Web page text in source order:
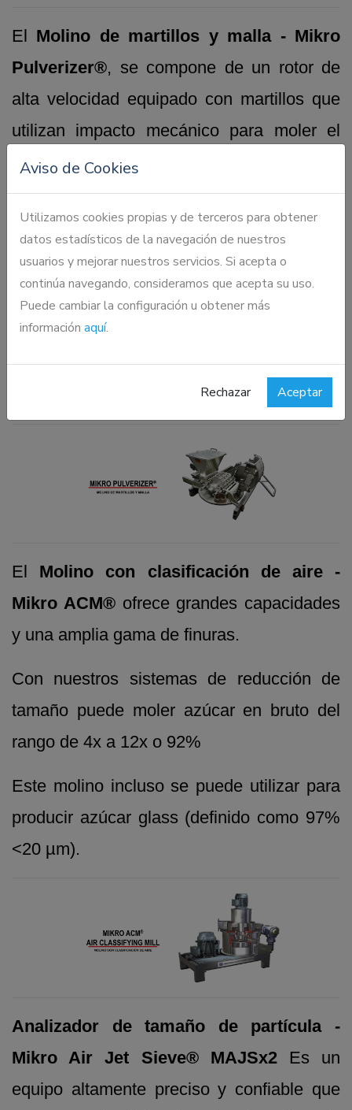
Aviso de Cookies
Utilizamos cookies propias y de terceros para obtener
datos estadísticos de la navegación de nuestros
usuarios y mejorar nuestros servicios. Si acepta o
continúa navegando, consideramos que acepta su uso.
Puede cambiar la configuración u obtener más
información aquí.
Rechazar Aceptar
El Molino de martillos y malla - Mikro
Pulverizer®, se compone de un rotor de
alta velocidad equipado con martillos que
utilizan impacto mecánico para moler el
azúcar en bruto a un rango típico de 4X a
8X definida como 92%
Molino de martillos y malla - Mikro
Pulverizer®está disponible en una
variedad de tamaños, desde pequeños
molinos piloto hasta para usar en sistemas
de producción masiva capaces de procesar
El
Molino con clasificación de aire -
Mikro ACM®ofrece grandes capacidades
y una amplia gama de finuras.
Con nuestros sistemas de reducción de
tamaño puede moler azúcar en bruto del
rango de 4x a 12x o 92%
Este molino incluso se puede utilizar para
producir azúcar glass (definido como 97%
<20 µm).
Analizador de tamaño de partícula -
Mikro Air Jet Sieve® MAJSx2 Es un
equipo altamente preciso y confiable que